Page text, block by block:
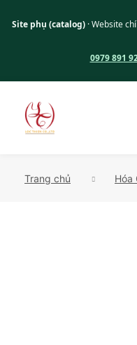
Site phụ (catalog)· Website
0979 891
Trang chủ Hóa